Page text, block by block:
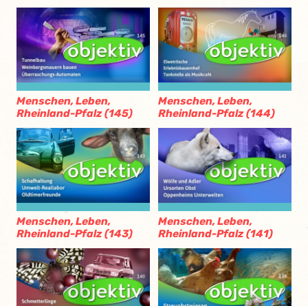
Menschen, Leben,
Rheinland-Pfalz (145)
Menschen, Leben,
Rheinland-Pfalz (144)
Menschen, Leben,
Rheinland-Pfalz (143)
Menschen, Leben,
Rheinland-Pfalz (141)